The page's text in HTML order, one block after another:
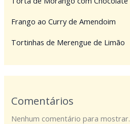
Frango ao Curry de Amendoim
Tortinhas de Merengue de Limão
Comentários
Nenhum comentário para mostrar.